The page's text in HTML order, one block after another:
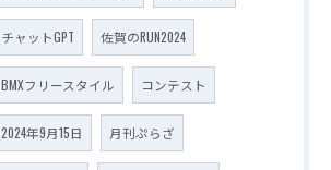
チャットGPT 佐賀のRUN2024
BMXフリースタイル コンテスト
2024年9月15日 月刊ぷらざ